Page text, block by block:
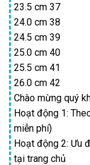
23.5 cm 37
24.0 cm 38
24.5 cm 39
25.0 cm 40
25.5 cm 41
26.0 cm 42
Chào mừng quý
Hoạt động 1:
miễn phí)
Hoạt động 2: Ưu
tại trang chủ